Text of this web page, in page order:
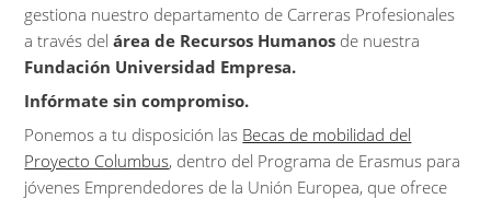
gestiona nuestro departamento de Carreras Profesionales
a través delárea de Recursos Humanos de nuestra
Fundación Universidad Empresa.
Infórmate sin compromiso.
Ponemos a tu disposición las Becas de mobilidad del
Proyecto Columbus, dentro del Programa de Erasmus para
jóvenes Emprendedores de la Unión Europea, que ofrece